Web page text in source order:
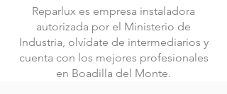
Reparlux es empresa instaladora
autorizada por el Ministerio de
Industria, olvídate de intermediarios y
cuenta con los mejores profesionales
en Boadilla del Monte.